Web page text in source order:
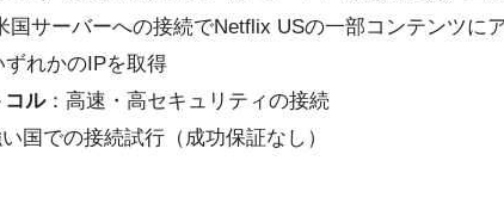
国サーバーへの接続でNetflix USの一部コンテンツに
ずれかのIPを取得
ル：高速・高セキュリティの接続
国での接続試行（成功保証なし）